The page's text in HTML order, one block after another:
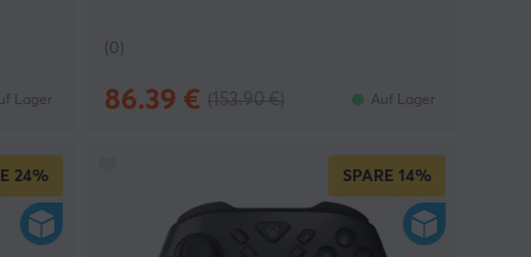
Lager
(0)
86.39 € Auf Lager
24% SPARE 14%